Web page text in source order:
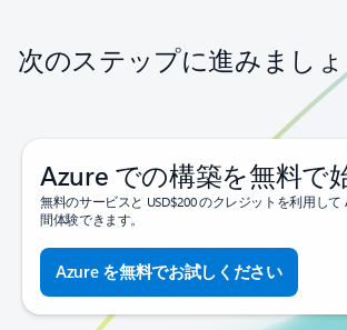
次のステップに進みまし
Azure での構築を無料で
無料のサービスと USD$200 のクレジットを利用して
間体験できます。
Azure を無料でお試しください